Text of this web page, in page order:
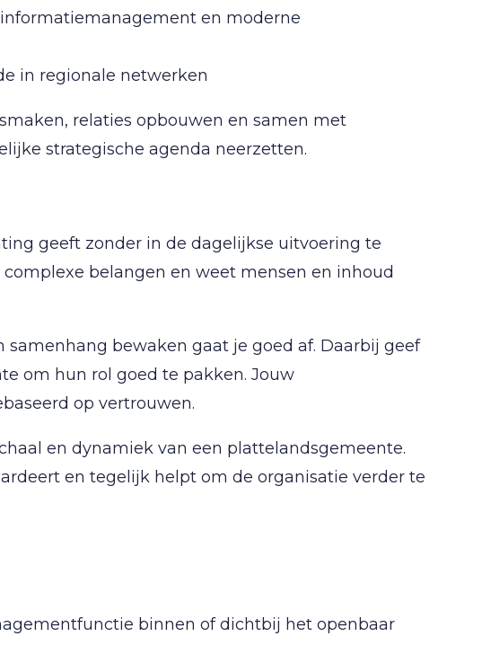
en moderne
in regionale netwerken
relaties opbouwen en samen met
strategische agenda neerzetten.
geeft zonder in de dagelijkse uitvoering te
belangen en weet mensen en inhoud
bewaken gaat je goed af. Daarbij geef
om hun rol goed te pakken. Jouw
op vertrouwen.
en dynamiek van een plattelandsgemeente.
en tegelijk helpt om de organisatie verder te
binnen of dichtbij het openbaar